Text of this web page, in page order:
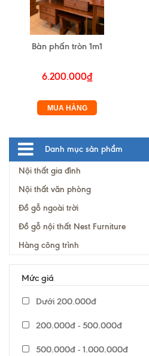
Bàn phấn tròn 1m1
6.200.000₫
MUA HÀNG
Danh mục sản phẩm
Nội thất gia đình
Nội thất văn phòng
Đồ gỗ ngoài trời
Đồ gỗ nội thất Nest Furniture
Hàng công trình
Mức giá
Dưới 200.000đ
200.000đ - 500.000đ
500.000đ - 1.000.000đ